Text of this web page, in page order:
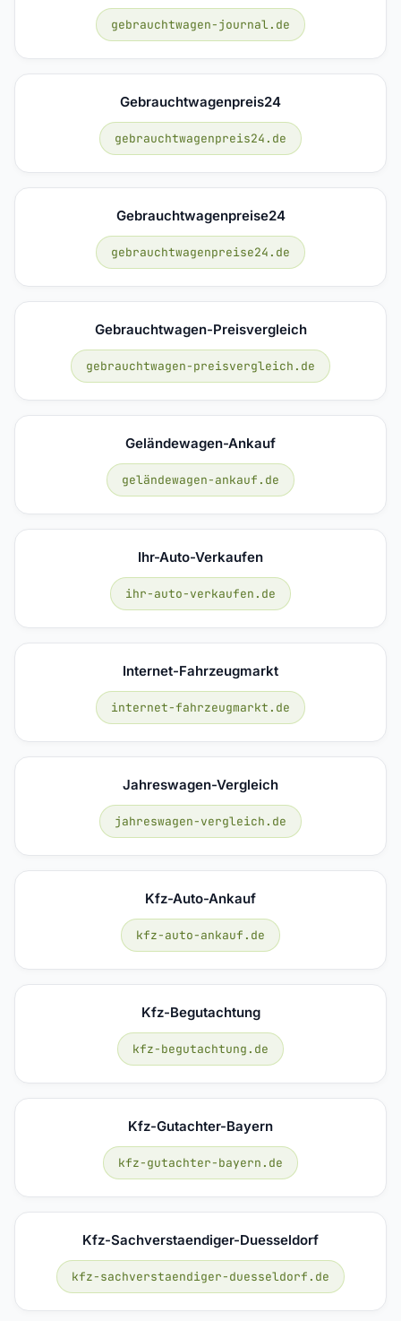
gebrauchtwagen-journal.de
Gebrauchtwagenpreis24
gebrauchtwagenpreis24.de
Gebrauchtwagenpreise24
gebrauchtwagenpreise24.de
Gebrauchtwagen-Preisvergleich
gebrauchtwagen-preisvergleich.de
Geländewagen-Ankauf
geländewagen-ankauf.de
Ihr-Auto-Verkaufen
ihr-auto-verkaufen.de
Internet-Fahrzeugmarkt
internet-fahrzeugmarkt.de
Jahreswagen-Vergleich
jahreswagen-vergleich.de
Kfz-Auto-Ankauf
kfz-auto-ankauf.de
Kfz-Begutachtung
kfz-begutachtung.de
Kfz-Gutachter-Bayern
kfz-gutachter-bayern.de
Kfz-Sachverstaendiger-Duesseldorf
kfz-sachverstaendiger-duesseldorf.de